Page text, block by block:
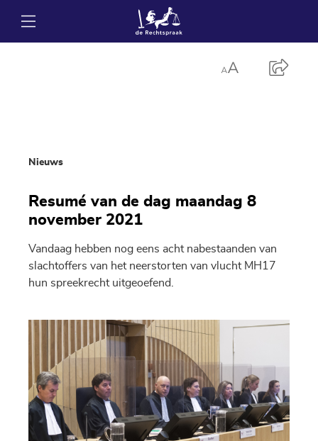
Nieuws
Resumé van de dag maandag 8
november 2021
Vandaag hebben nog eens acht nabestaanden van
slachtoffers van het neerstorten van vlucht MH17
hun spreekrecht uitgeoefend.